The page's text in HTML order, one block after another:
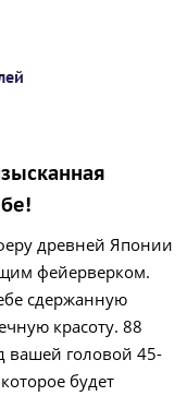
древней Японии
фейерверком.
сдержанную
красоту. 88
вашей головой 45-
будет